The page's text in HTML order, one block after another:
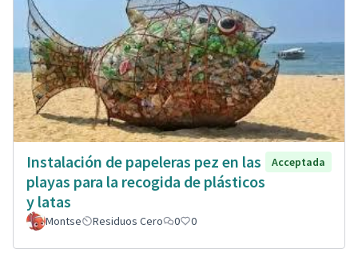
Instalación de papeleras pez en las
playas para la recogida de plásticos
y latas
Acceptada
Montse Residuos Cero 0 0